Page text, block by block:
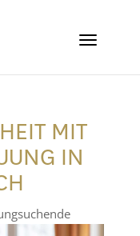
MIT
IN